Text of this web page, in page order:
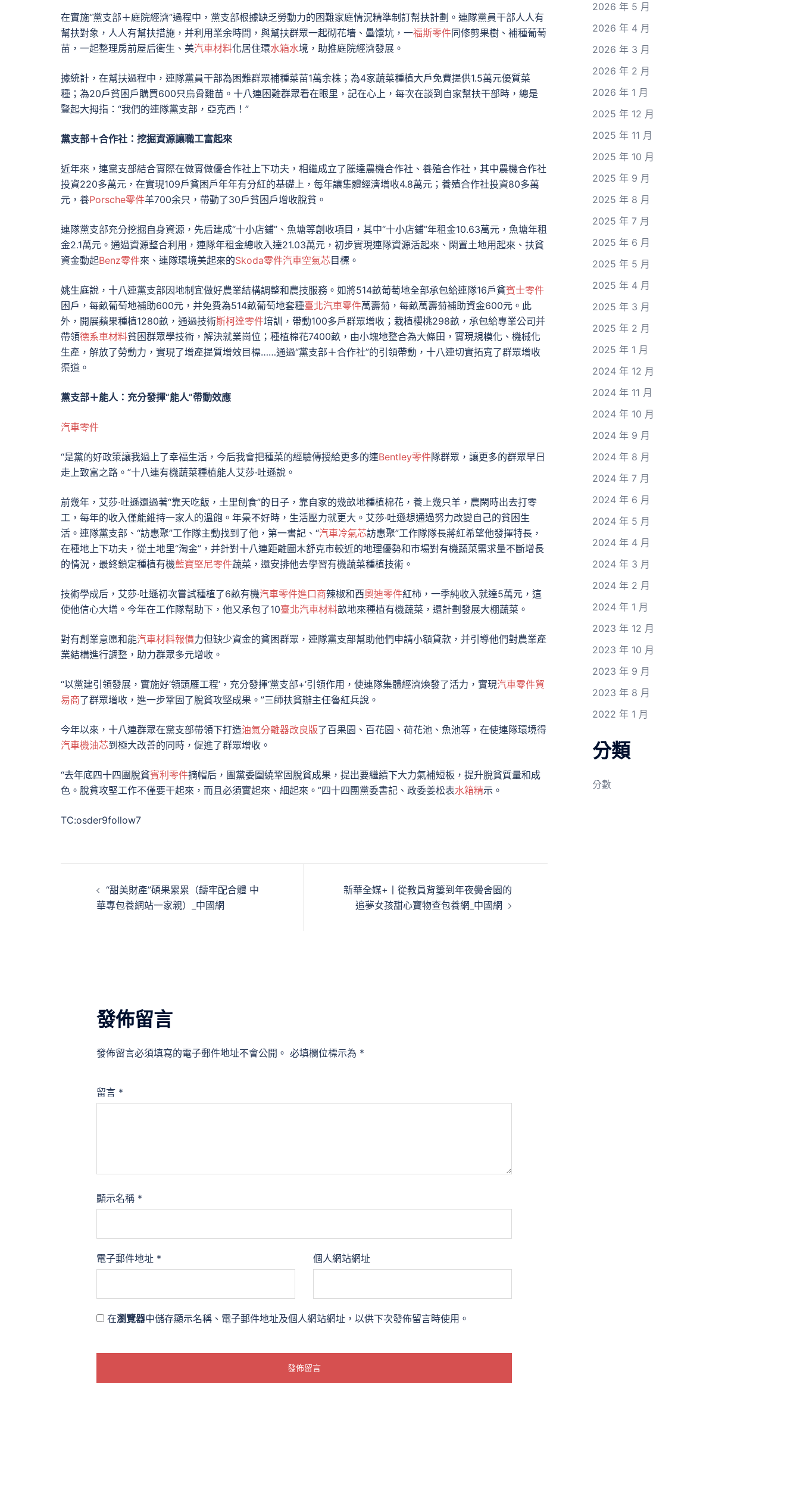
在實施“黨支部＋庭院經濟”過程中，黨支部根據缺乏勞動力的困難家庭情況精準制訂幫扶計劃。連隊黨員干部人人有
幫扶對象，人人有幫扶措施，并利用業余時間，與幫扶群眾一起砌花墻、壘馕坑，一福斯零件同修剪果樹、補種葡萄
苗，一起整理房前屋后衛生、美汽車材料化居住環水箱水境，助推庭院經濟發展。
據統計，在幫扶過程中，連隊黨員干部為困難群眾補種菜苗1萬余株；為4家蔬菜種植大戶免費提供1.5萬元優質菜
種；為20戶貧困戶購買600只烏骨雞苗。十八連困難群眾看在眼里，記在心上，每次在談到自家幫扶干部時，總是
豎起大拇指：“我們的連隊黨支部，亞克西！”
黨支部＋合作社：挖掘資源讓職工富起來
近年來，連黨支部結合實際在做實做優合作社上下功夫，相繼成立了騰達農機合作社、養殖合作社，其中農機合作社
投資220多萬元，在實現109戶貧困戶年年有分紅的基礎上，每年讓集體經濟增收4.8萬元；養殖合作社投資80多萬
元，養Porsche零件羊700余只，帶動了30戶貧困戶增收脫貧。
連隊黨支部充分挖掘自身資源，先后建成“十小店鋪”、魚塘等創收項目，其中“十小店鋪”年租金10.63萬元，魚塘年租
金2.1萬元。通過資源整合利用，連隊年租金總收入達21.03萬元，初步實現連隊資源活起來、閑置土地用起來、扶貧
資金動起Benz零件來、連隊環境美起來的Skoda零件汽車空氣芯目標。
姚生庭說，十八連黨支部因地制宜做好農業結構調整和農技服務。如將514畝葡萄地全部承包給連隊16戶貧賓士零件
困戶，每畝葡萄地補助600元，并免費為514畝葡萄地套種臺北汽車零件萬壽菊，每畝萬壽菊補助資金600元。此
外，開展蘋果種植1280畝，通過技術斯柯達零件培訓，帶動100多戶群眾增收；栽植櫻桃298畝，承包給專業公司并
帶領德系車材料貧困群眾學技術，解決就業崗位；種植棉花7400畝，由小塊地整合為大條田，實現規模化、機械化
生產，解放了勞動力，實現了增產提質增效目標……通過“黨支部＋合作社”的引領帶動，十八連切實拓寬了群眾增收
渠道。
黨支部＋能人：充分發揮“能人”帶動效應
汽車零件
“是黨的好政策讓我過上了幸福生活，今后我會把種菜的經驗傳授給更多的連Bentley零件隊群眾，讓更多的群眾早日
走上致富之路。”十八連有機蔬菜種植能人艾莎·吐遜說。
前幾年，艾莎·吐遜還過著“靠天吃飯，土里刨食”的日子，靠自家的幾畝地種植棉花，養上幾只羊，農閑時出去打零
工，每年的收入僅能維持一家人的溫飽。年景不好時，生活壓力就更大。艾莎·吐遜想通過努力改變自己的貧困生
活。連隊黨支部、“訪惠聚”工作隊主動找到了他，第一書記、“汽車冷氣芯訪惠聚”工作隊隊長蔣紅希望他發揮特長，
在種地上下功夫，從土地里“淘金”，并針對十八連距離圖木舒克市較近的地理優勢和市場對有機蔬菜需求量不斷增長
的情況，最終鎖定種植有機藍寶堅尼零件蔬菜，還安排他去學習有機蔬菜種植技術。
技術學成后，艾莎·吐遜初次嘗試種植了6畝有機汽車零件進口商辣椒和西奧迪零件紅柿，一季純收入就達5萬元，這
使他信心大增。今年在工作隊幫助下，他又承包了10臺北汽車材料畝地來種植有機蔬菜，還計劃發展大棚蔬菜。
對有創業意愿和能汽車材料報價力但缺少資金的貧困群眾，連隊黨支部幫助他們申請小額貸款，并引導他們對農業產
業結構進行調整，助力群眾多元增收。
“以黨建引領發展，實施好‘領頭雁工程’，充分發揮‘黨支部+’引領作用，使連隊集體經濟煥發了活力，實現汽車零件貿
易商了群眾增收，進一步鞏固了脫貧攻堅成果。”三師扶貧辦主任魯紅兵說。
今年以來，十八連群眾在黨支部帶領下打造油氣分離器改良版了百果園、百花園、荷花池、魚池等，在使連隊環境得
汽車機油芯到極大改善的同時，促進了群眾增收。
“去年底四十四團脫貧賓利零件摘帽后，團黨委圍繞鞏固脫貧成果，提出要繼續下大力氣補短板，提升脫貧質量和成
色。脫貧攻堅工作不僅要干起來，而且必須實起來、細起來。”四十四團黨委書記、政委姜松表水箱精示。
TC:osder9follow7
“甜美財產”碩果累累（鑄牢配合體 中
華專包養網站一家親）_中國網
新華全媒+丨從教員背簍到年夜黌舍園的
追夢女孩甜心寶物查包養網_中國網
發佈留言
發佈留言必須填寫的電子郵件地址不會公開。 必填欄位標示為 *
留言 *
顯示名稱 *
電子郵件地址 * 個人網站網址
在瀏覽器中儲存顯示名稱、電子郵件地址及個人網站網址，以供下次發佈留言時使用。
2026 年 5 月
2026 年 4 月
2026 年 3 月
2026 年 2 月
2026 年 1 月
2025 年 12 月
2025 年 11 月
2025 年 10 月
2025 年 9 月
2025 年 8 月
2025 年 7 月
2025 年 6 月
2025 年 5 月
2025 年 4 月
2025 年 3 月
2025 年 2 月
2025 年 1 月
2024 年 12 月
2024 年 11 月
2024 年 10 月
2024 年 9 月
2024 年 8 月
2024 年 7 月
2024 年 6 月
2024 年 5 月
2024 年 4 月
2024 年 3 月
2024 年 2 月
2024 年 1 月
2023 年 12 月
2023 年 10 月
2023 年 9 月
2023 年 8 月
2022 年 1 月
分類
分數